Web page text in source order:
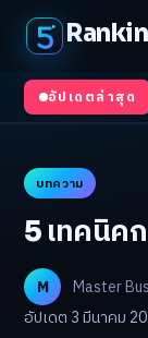
อัปเดตล่าสุด
Health Trends
บทความ
5 เทคนิค
M Master
อัปเดต 3 มีนาคม